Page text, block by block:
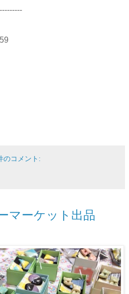
のコメント:
マーケット出品